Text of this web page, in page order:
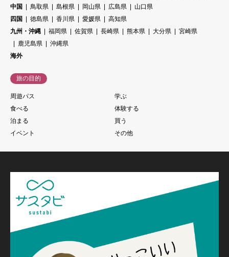
中国
鳥取県 島根県 岡山県 広島県
山口県
四国
徳島県 香川県 愛媛県
高知県
九州・沖縄
福岡県 佐賀県 長崎県 熊本県 大分県
宮崎県
鹿児島県
沖縄県
海外
旅の目的
周遊パス
学ぶ
食べる
体験する
泊まる
買う
イベント
その他